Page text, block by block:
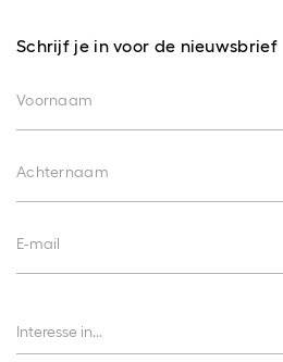
Schrijf je in voor de nieuwsbrief
Voornaam
Achternaam
E-mail
Interesse in...